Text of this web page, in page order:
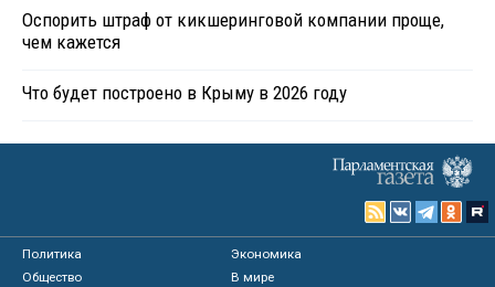
Оспорить штраф от кикшеринговой компании проще,
чем кажется
Что будет построено в Крыму в 2026 году
Политика
Экономика
Общество
В мире